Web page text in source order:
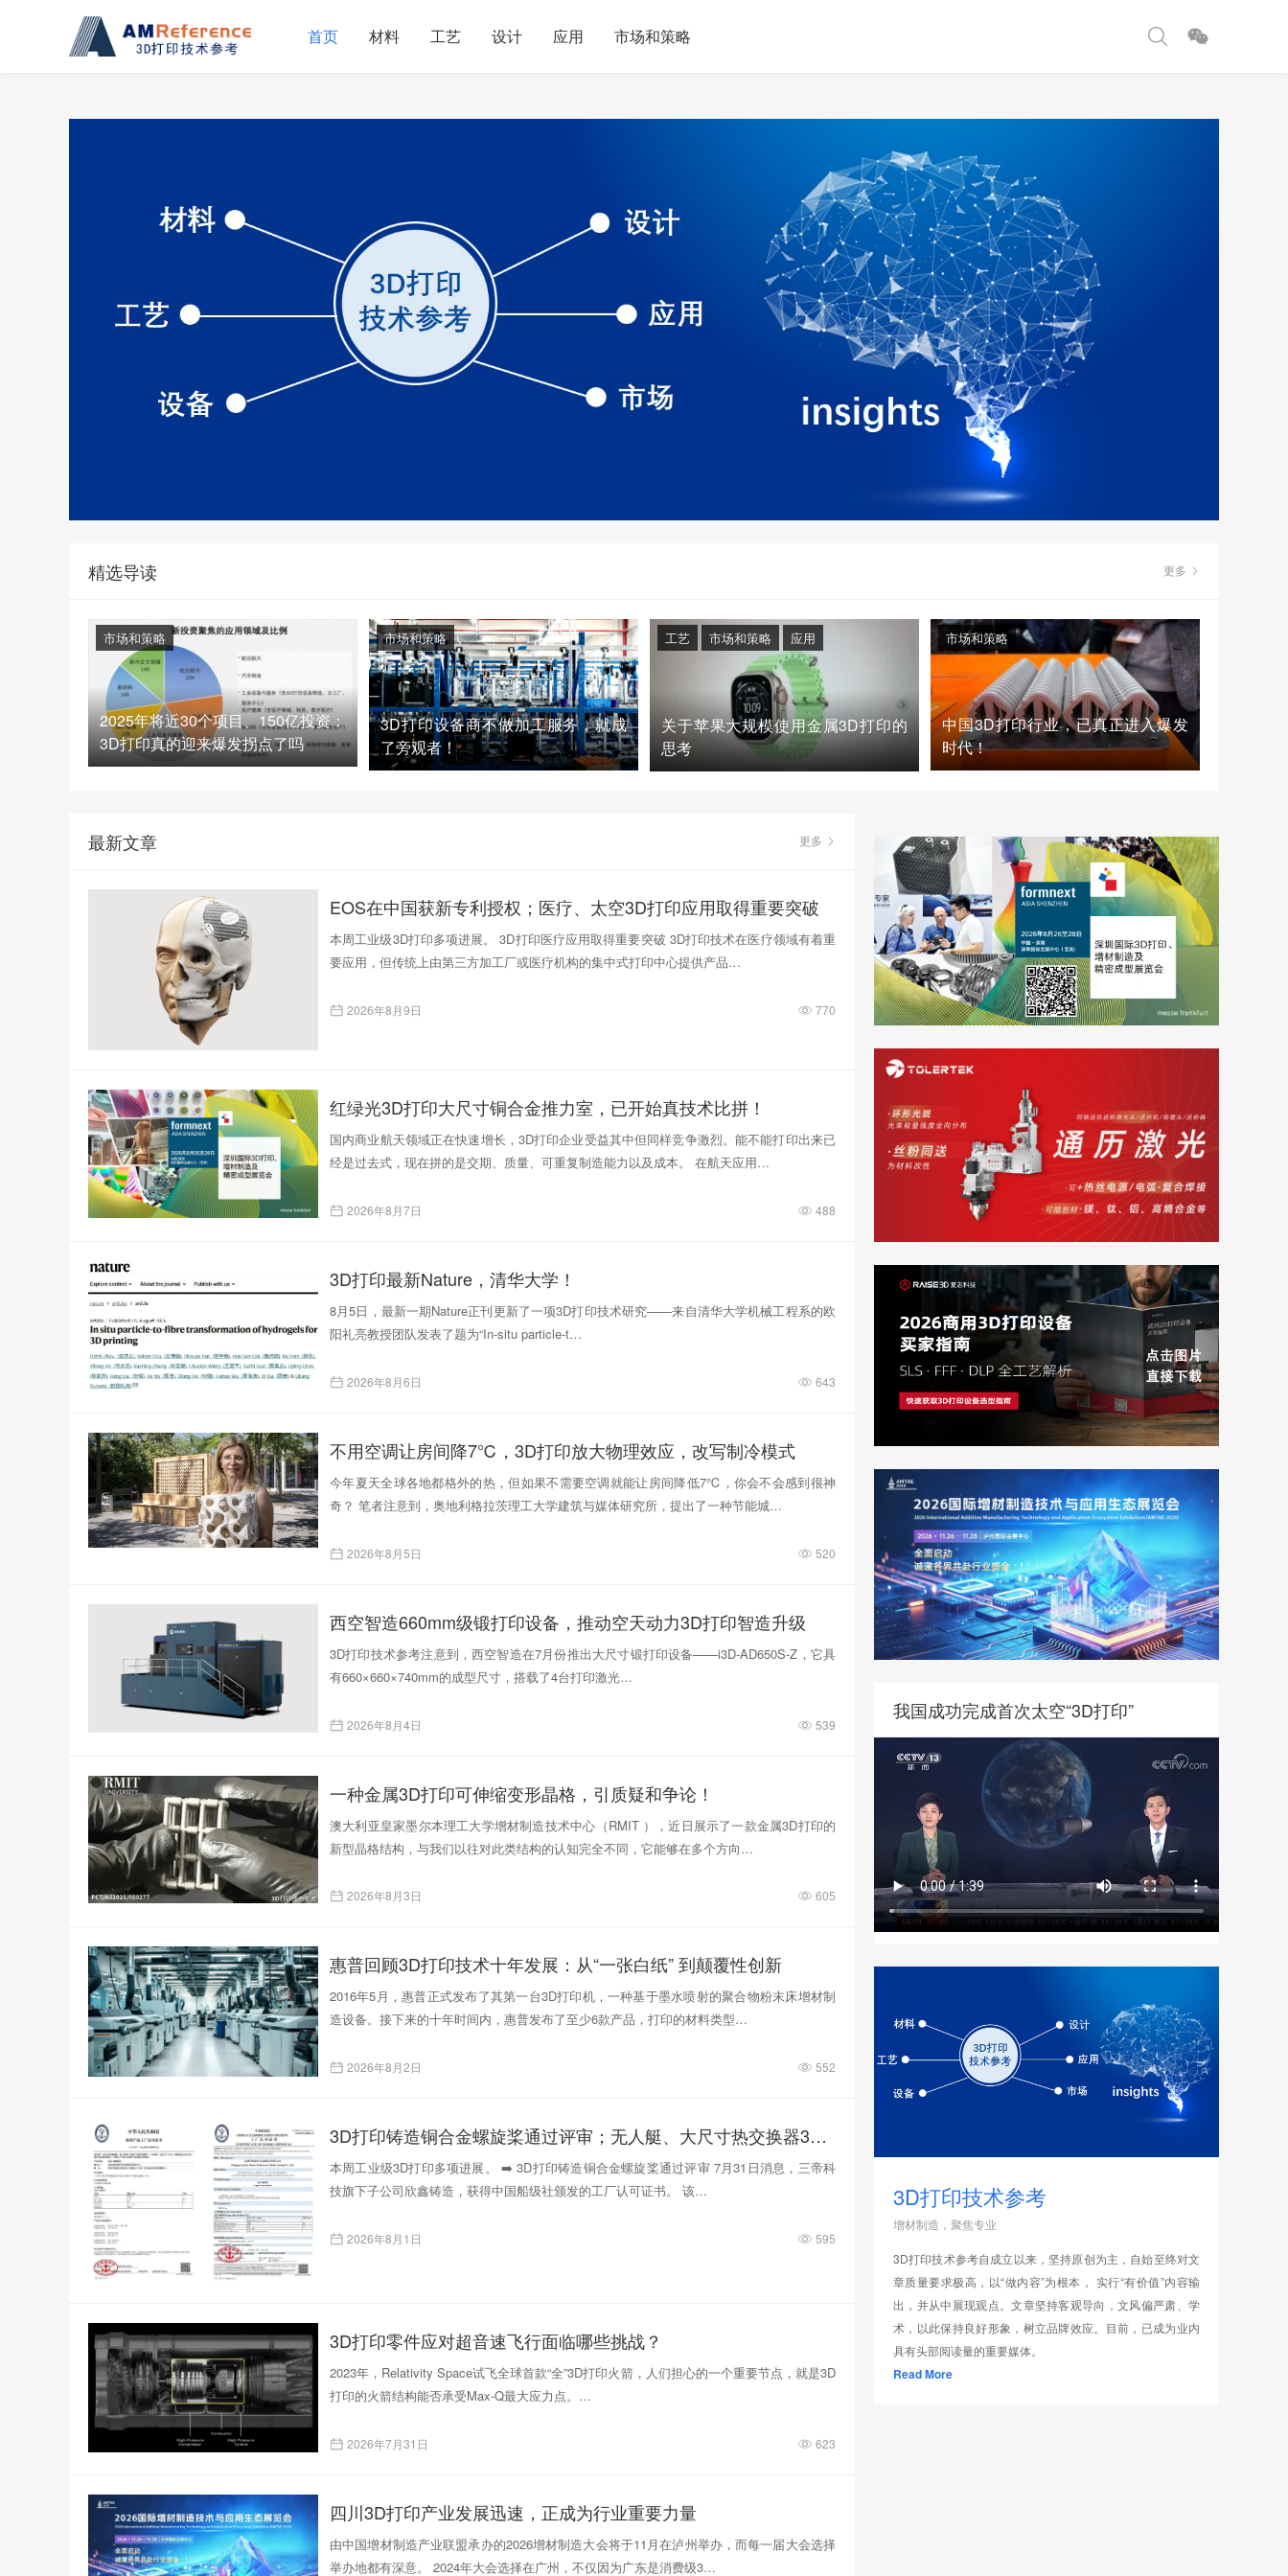
首页 材料 工艺 设计 应用 市场和策略
精选导读 更多
2025年将近30个项目、150亿投资：
3D打印真的迎来爆发拐点了吗
市场和策略
3D打印设备商不做加工服务，就成
了旁观者！
市场和策略
关于苹果大规模使用金属3D打印的
思考
工艺 市场和策略 应用
中国3D打印行业，已真正进入爆发
时代！
市场和策略
最新文章 更多
EOS在中国获新专利授权；医疗、太空3D打印应用取得重要突破
本周工业级3D打印多项进展。 3D打印医疗应用取得重要突破 3D打印技术在医疗领域有着重
要应用，但传统上由第三方加工厂或医疗机构的集中式打印中心提供产品…
2026年8月9日 770
红绿光3D打印大尺寸铜合金推力室，已开始真技术比拼！
国内商业航天领域正在快速增长，3D打印企业受益其中但同样竞争激烈。能不能打印出来已
经是过去式，现在拼的是交期、质量、可重复制造能力以及成本。 在航天应用…
2026年8月7日 488
3D打印最新Nature，清华大学！
8月5日，最新一期Nature正刊更新了一项3D打印技术研究——来自清华大学机械工程系的欧
阳礼亮教授团队发表了题为“In‑situ particle‑t…
2026年8月6日 643
不用空调让房间降7℃，3D打印放大物理效应，改写制冷模式
今年夏天全球各地都格外的热，但如果不需要空调就能让房间降低7℃，你会不会感到很神
奇？ 笔者注意到，奥地利格拉茨理工大学建筑与媒体研究所，提出了一种节能城…
2026年8月5日 520
西空智造660mm级锻打印设备，推动空天动力3D打印智造升级
3D打印技术参考注意到，西空智造在7月份推出大尺寸锻打印设备——i3D-AD650S-Z，它具
有660×660×740mm的成型尺寸，搭载了4台打印激光…
2026年8月4日 539
一种金属3D打印可伸缩变形晶格，引质疑和争论！
澳大利亚皇家墨尔本理工大学增材制造技术中心（RMIT ），近日展示了一款金属3D打印的
新型晶格结构，与我们以往对此类结构的认知完全不同，它能够在多个方向…
2026年8月3日 605
惠普回顾3D打印技术十年发展：从“一张白纸” 到颠覆性创新
2016年5月，惠普正式发布了其第一台3D打印机，一种基于墨水喷射的聚合物粉末床增材制
造设备。接下来的十年时间内，惠普发布了至少6款产品，打印的材料类型…
2026年8月2日 552
3D打印铸造铜合金螺旋桨通过评审；无人艇、大尺寸热交换器3D打印；人民网报道两家3D打印企业
本周工业级3D打印多项进展。 ➡️ 3D打印铸造铜合金螺旋桨通过评审 7月31日消息，三帝科
技旗下子公司欣鑫铸造，获得中国船级社颁发的工厂认可证书。 该…
2026年8月1日 595
3D打印零件应对超音速飞行面临哪些挑战？
2023年，Relativity Space试飞全球首款“全”3D打印火箭，人们担心的一个重要节点，就是3D
打印的火箭结构能否承受Max-Q最大应力点。…
2026年7月31日 623
四川3D打印产业发展迅速，正成为行业重要力量
由中国增材制造产业联盟承办的2026增材制造大会将于11月在泸州举办，而每一届大会选择
举办地都有深意。 2024年大会选择在广州，不仅因为广东是消费级3…
我国成功完成首次太空“3D打印”
3D打印技术参考
增材制造，聚焦专业
3D打印技术参考自成立以来，坚持原创为主，自始至终对文
章质量要求极高，以“做内容”为根本， 实行“有价值”内容输
出，并从中展现观点。文章坚持客观导向，文风偏严肃、学
术，以此保持良好形象，树立品牌效应。目前，已成为业内
具有头部阅读量的重要媒体。
Read More